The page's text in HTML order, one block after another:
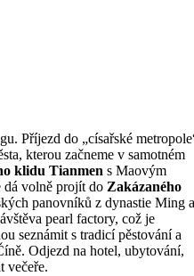
Příjezd do „císařské
kterou začneme v samotném
klidu Tianmen s Maovým
dá volně projít do Zakázaného
panovníků z dynastie Ming a
pearl factory, což je
seznámit s tradicí pěstování a
Odjezd na hotel, ubytování,
večeře.